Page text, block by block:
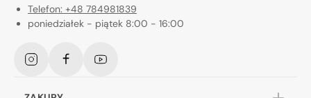
Telefon: +48 784981839
poniedziałek - piątek 8:00 - 16:00
InstagramFacebookYouTube